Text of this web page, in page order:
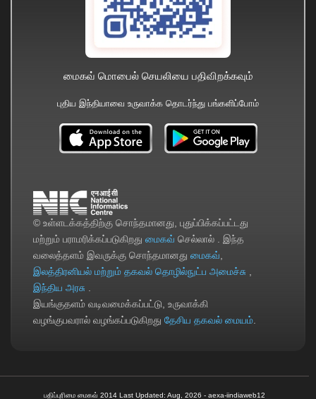
© உள்ளடக்கத்திற்கு சொந்தமானது, புதுப்பிக்கப்பட்டது
மற்றும் பராமரிக்கப்படுகிறது மைகவ் செல்லால் . இந்த
வலைத்தளம் இவருக்கு சொந்தமானது மைகவ்,
இலத்திரனியல் மற்றும் தகவல் தொழில்நுட்ப அமைச்சு ,
இந்திய அரசு .
இயங்குதளம் வடிவமைக்கப்பட்டு, உருவாக்கி
வழங்குபவரால் வழங்கப்படுகிறது தேசிய தகவல் மையம்.
மைகவ் மொபைல் செயலியை பதிவிறக்கவும்
புதிய இந்தியாவை உருவாக்க தொடர்ந்து பங்களிப்போம்
பதிப்புரிமை மைகவ் 2014 Last Updated: Aug, 2026 - aexa-iindiaweb12